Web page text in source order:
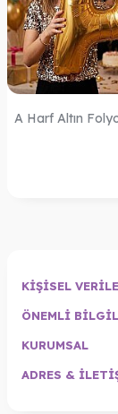
A Harf Altın
KIŞISEL
ÖNEMLI
KURUMSAL
ADRES &